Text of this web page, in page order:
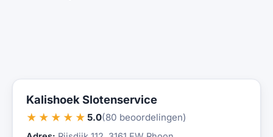
Kalishoek Slotenservice
★★★★★ 5.0(80 beoordelingen)